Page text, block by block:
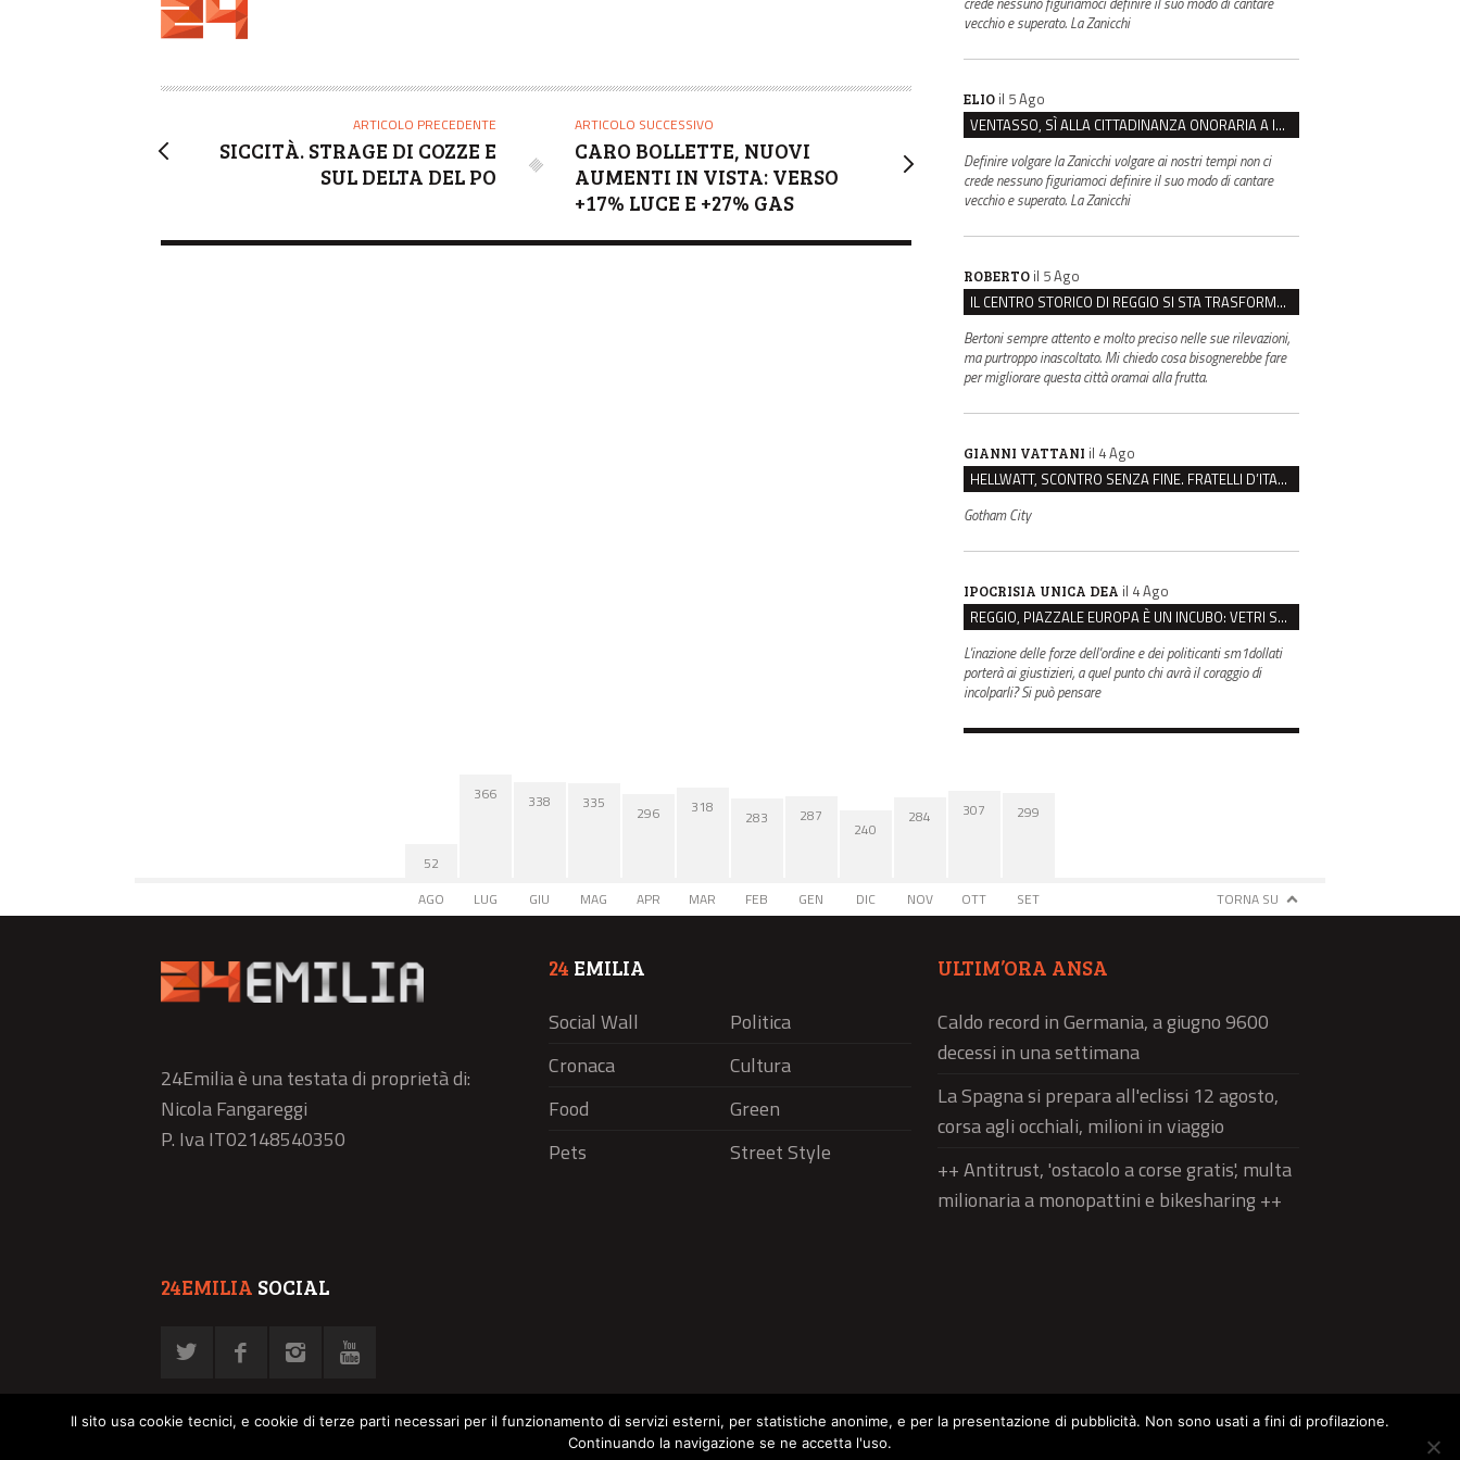
R
ARTICOLO PRECEDENTE
SICCITÀ. STRAGE DI COZZE E
SUL DELTA DEL PO
ARTICOLO SUCCESSIVO
CARO BOLLETTE, NUOVI
AUMENTI IN VISTA: VERSO
+17% LUCE E +27% GAS
vecchio e superato. La Zanicchi
ELIO il 5 Ago
VENTASSO, SÌ ALLA CITTADINANZA ONORARIA A IVA ZANICCHI. MA BARGIACCHI: “È DI PESSIMO GUSTO”
Definire volgare la Zanicchi volgare ai nostri tempi non ci
crede nessuno figuriamoci definire il suo modo di cantare
vecchio e superato. La Zanicchi
ROBERTO il 5 Ago
IL CENTRO STORICO DI REGGIO SI STA TRASFORMANDO, E NON IN MEGLIO
Bertoni sempre attento e molto preciso nelle sue rilevazioni,
ma purtroppo inascoltato. Mi chiedo cosa bisognerebbe fare
per migliorare questa città oramai alla frutta.
GIANNI VATTANI il 4 Ago
HELLWATT, SCONTRO SENZA FINE. FRATELLI D’ITALIA: “MILANI PORTA DOCUMENTI, DE FRANCO INSULTI”
Gotham City
IPOCRISIA UNICA DEA il 4 Ago
REGGIO, PIAZZALE EUROPA È UN INCUBO: VETRI SPACCATI E FURTI SULLE AUTO IN SOSTA
L'inazione delle forze dell'ordine e dei politicanti sm1dollati
porterà ai giustizieri, a quel punto chi avrà il coraggio di
incolparli? Si può pensare
52
AGO
366
LUG
338
GIU
335
MAG
296
APR
318
MAR
283
FEB
287
GEN
240
DIC
284
NOV
307
OTT
299
SET TORNA SU
24Emilia è una testata di proprietà di:
Nicola Fangareggi
P. Iva IT02148540350
24 EMILIA
Social Wall
Politica
Cronaca
Cultura
Food
Green
Pets
Street Style
ULTIM’ORA ANSA
Caldo record in Germania, a giugno 9600
decessi in una settimana
La Spagna si prepara all'eclissi 12 agosto,
corsa agli occhiali, milioni in viaggio
++ Antitrust, 'ostacolo a corse gratis', multa
milionaria a monopattini e bikesharing ++
24EMILIA SOCIAL
Il sito usa cookie tecnici, e cookie di terze parti necessari per il funzionamento di servizi esterni, per statistiche anonime, e per la presentazione di pubblicità. Non sono usati a fini di profilazione.
Continuando la navigazione se ne accetta l'uso.